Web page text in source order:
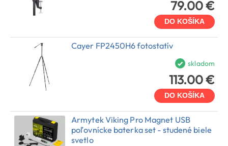
79.00 €
DO KOŠÍKA
Cayer FP2450H6 fotostatív
skladom
113.00 €
DO KOŠÍKA
Armytek Viking Pro Magnet USB
poľovnícke baterka set - studené biele
svetlo